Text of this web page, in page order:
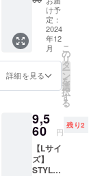
バス
ト：68
～73cm
ト【早
30％OF
F】 一
般販売
予定価
格
11,960
円（税
→【8,3
60円】
（税
込・送
料込）
[サ
け予
定：
2024
年12
月
詳細を見る
こ
の
リ
タ
ー
ン
を
選
択
す
る
9,5
60 円
残り2
【Lサイ
ズ】
STYLE